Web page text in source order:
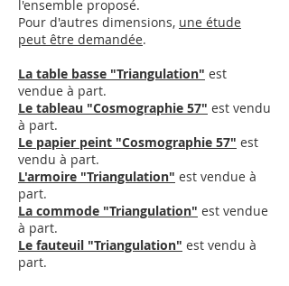
l'ensemble proposé.
Pour d'autres dimensions, une étude
peut être demandée.
La table basse "Triangulation" est
vendue à part.
Le tableau "Cosmographie 57" est vendu
à part.
Le papier peint "Cosmographie 57" est
vendu à part.
L'armoire "Triangulation" est vendue à
part.
La commode "Triangulation" est vendue
à part.
Le fauteuil "Triangulation" est vendu à
part.